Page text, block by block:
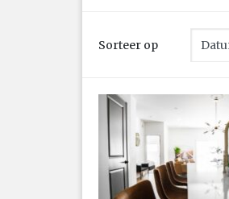
Sorteer op